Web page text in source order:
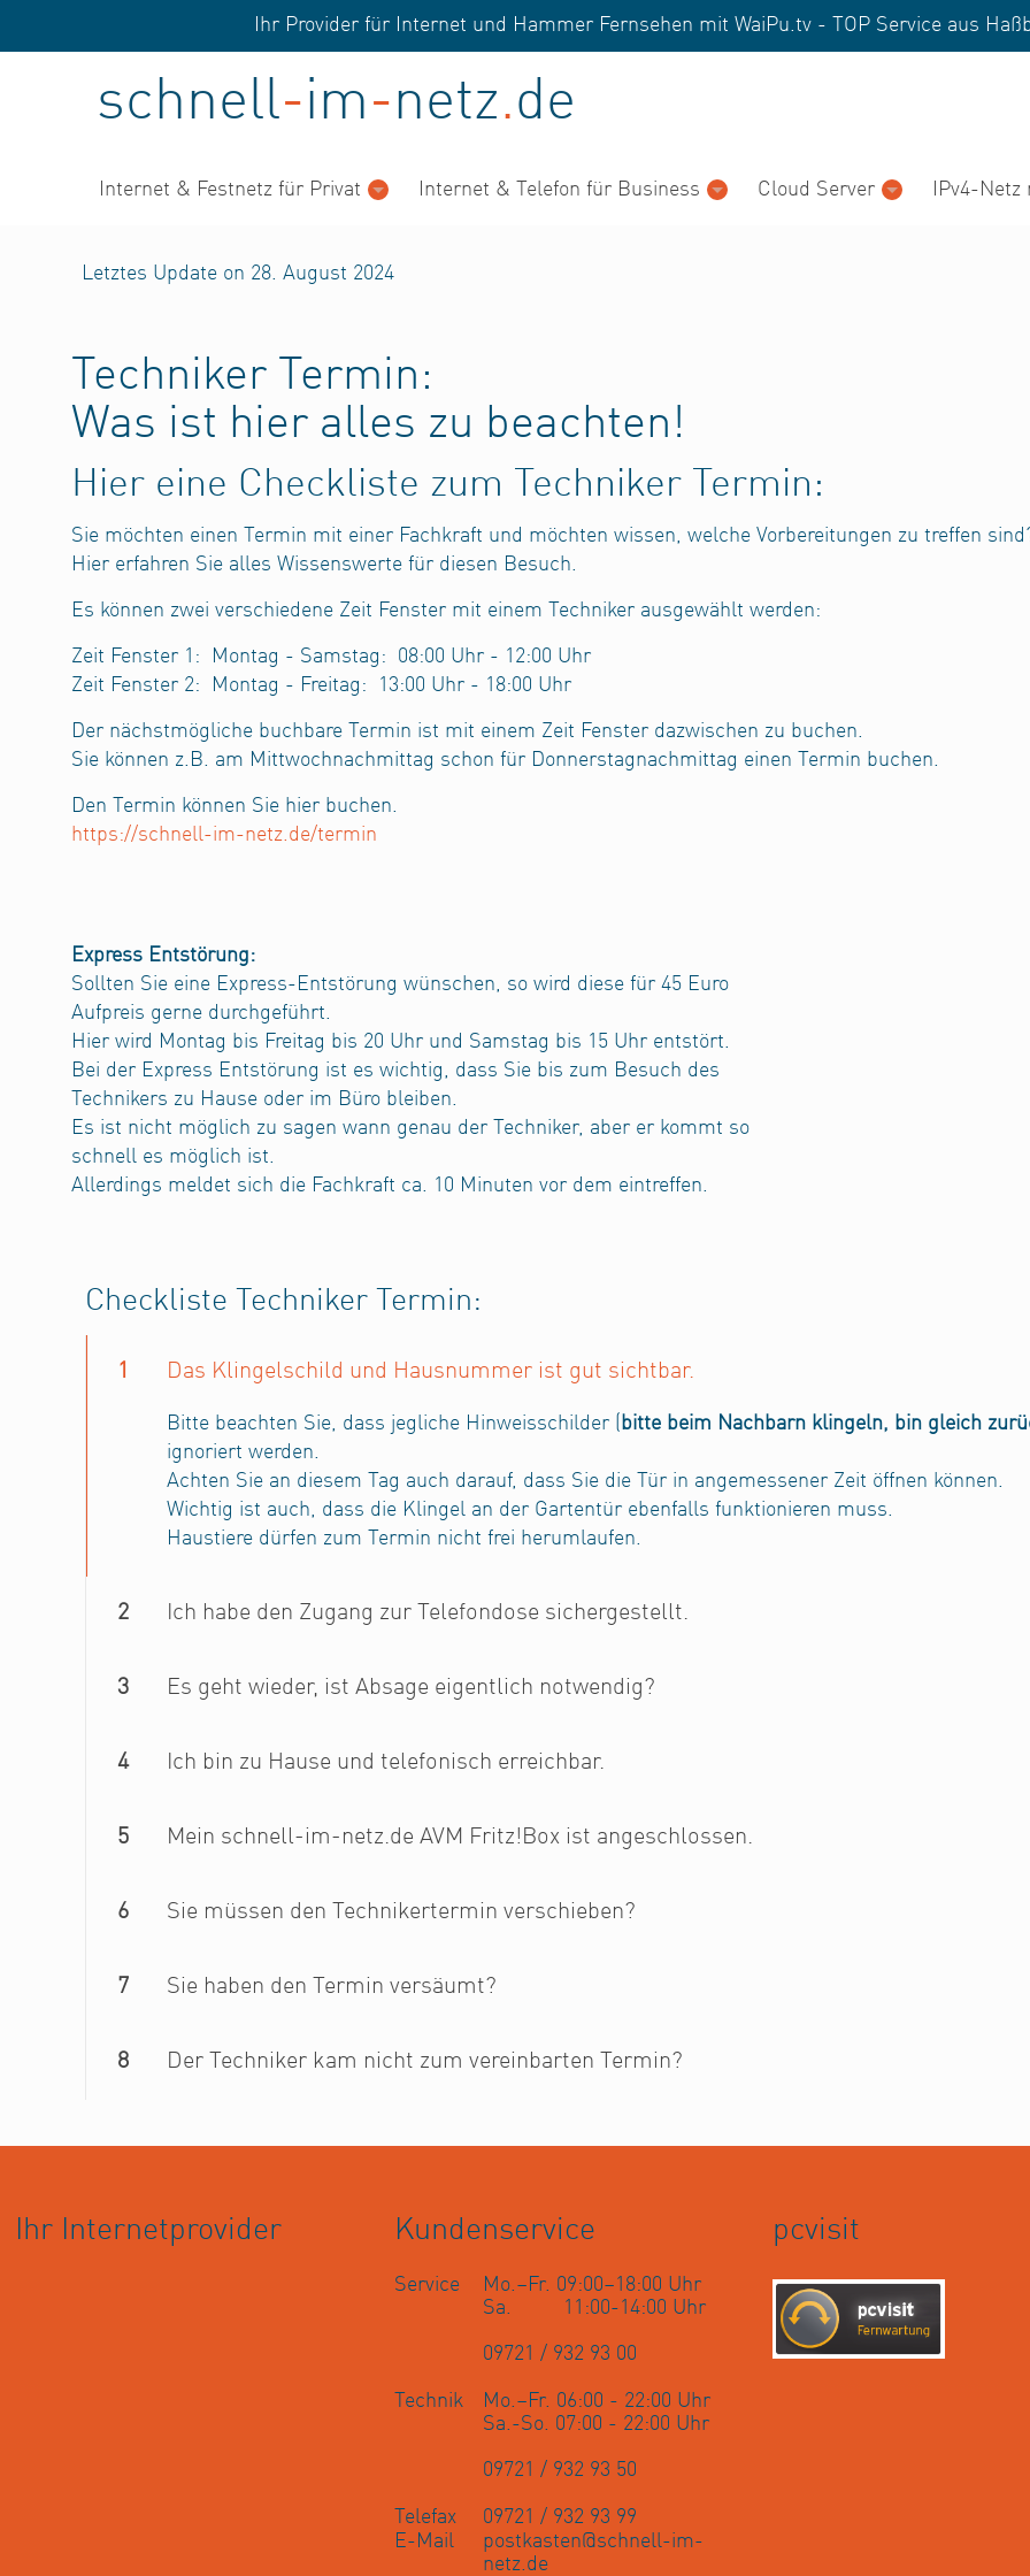
Ihr Provider für Internet und Hammer Fernsehen mit WaiPu.tv - TOP Service aus
schnell-im-netz.de
Internet & Festnetz für Privat Internet & Telefon für Business Cloud Server IPv4-
Letztes Update on 28. August 2024
Techniker Termin:
Was ist hier alles zu beachten!
Hier eine Checkliste zum Techniker Termin:
Sie möchten einen Termin mit einer Fachkraft und möchten wissen, welche Vorbereitungen zu treffen
Hier erfahren Sie alles Wissenswerte für diesen Besuch.
Es können zwei verschiedene Zeit Fenster mit einem Techniker ausgewählt werden:
Zeit Fenster 1: Montag - Samstag:
08:00 Uhr - 12:00 Uhr
Zeit Fenster 2:
Montag - Freitag: 13:00 Uhr - 18:00 Uhr
Der nächstmögliche buchbare Termin ist mit einem Zeit Fenster dazwischen zu buchen.
Sie können z.B. am Mittwochnachmittag schon für Donnerstagnachmittag einen Termin buchen.
Den Termin können Sie hier buchen.
https://schnell-im-netz.de/termin
Express Entstörung:
Sollten Sie eine Express-Entstörung wünschen, so wird diese für 45 Euro
Aufpreis gerne durchgeführt.
Hier wird Montag bis Freitag bis 20 Uhr und Samstag bis 15 Uhr entstört.
Bei der Express Entstörung ist es wichtig, dass Sie bis zum Besuch des
Technikers zu Hause oder im Büro bleiben.
Es ist nicht möglich zu sagen wann genau der Techniker, aber er kommt so
schnell es möglich ist.
Allerdings meldet sich die Fachkraft ca. 10 Minuten vor dem eintreffen.
Checkliste Techniker Termin:
1 Das Klingelschild und Hausnummer ist gut sichtbar.
Bitte beachten Sie, dass jegliche Hinweisschilder ( bitte beim Nachbarn klingeln, bin gleich
ignoriert werden.
Achten Sie an diesem Tag auch darauf, dass Sie die Tür in angemessener Zeit öffnen können.
Wichtig ist auch, dass die Klingel an der Gartentür ebenfalls funktionieren muss.
Haustiere dürfen zum Termin nicht frei herumlaufen.
2 Ich habe den Zugang zur Telefondose sichergestellt.
3 Es geht wieder, ist Absage eigentlich notwendig?
4 Ich bin zu Hause und telefonisch erreichbar.
5 Mein schnell-im-netz.de AVM Fritz!Box ist angeschlossen.
6 Sie müssen den Technikertermin verschieben?
7 Sie haben den Termin versäumt?
8 Der Techniker kam nicht zum vereinbarten Termin?
Ihr Internetprovider Kundenservice
Service
Mo.–Fr. 09:00–18:00 Uhr
Sa. 11:00-14:00 Uhr
09721 / 932 93 00
Technik
Mo.–Fr. 06:00 - 22:00 Uhr
Sa.-So. 07:00 - 22:00 Uhr
09721 / 932 93 50
Telefax
09721 / 932 93 99
E-Mail
postkasten@schnell-im-
netz.de
pcvisit